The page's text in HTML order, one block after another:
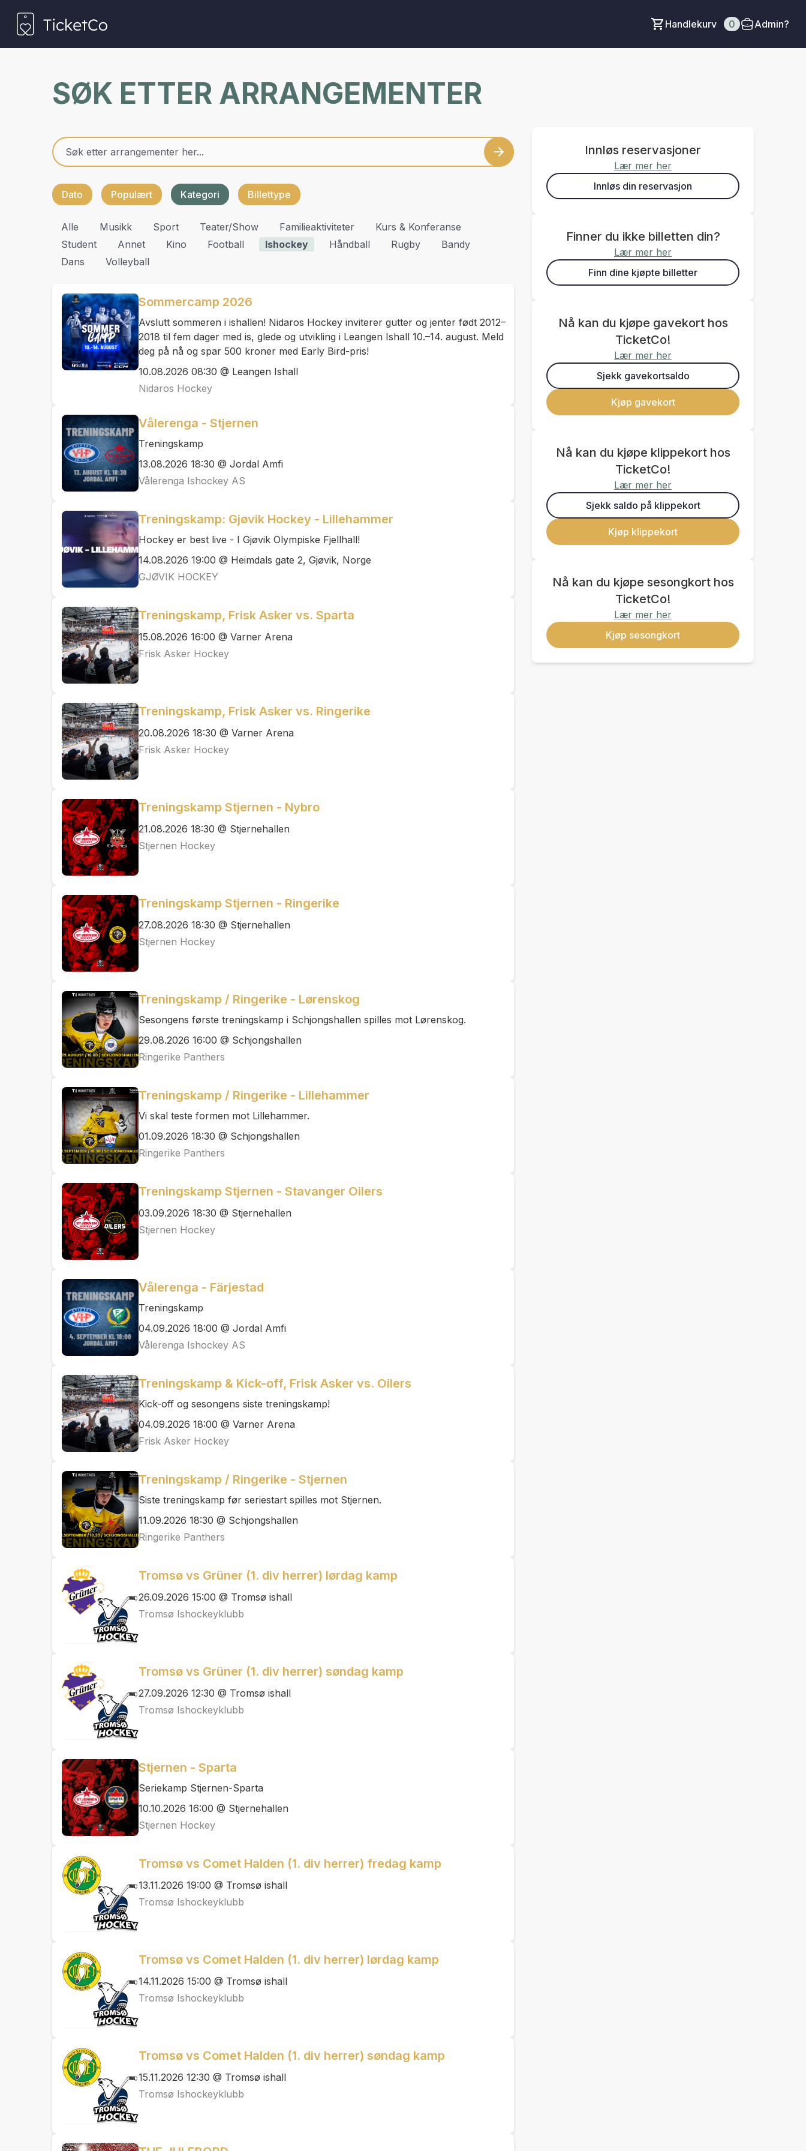
Handlekurv 0 Admin?
SØK ETTER ARRANGEMENTER
Dato Populært Kategori Billettype
Alle Musikk Sport Teater/show Familieaktiviteter
Kurs & Konferanse
Student
Annet Kino Football Ishockey Håndball Rugby
Bandy
Dans
Volleyball
Sommercamp 2026
Avslutt sommeren i ishallen! Nidaros Hockey inviterer gutter og jenter født 2012–
2018 til fem dager med is, glede og utvikling i Leangen Ishall 10.–14. august. Meld
deg på nå og spar 500 kroner med Early Bird-pris!
10.08.2026 08:30 @ Leangen Ishall
Nidaros Hockey
Vålerenga - Stjernen
Treningskamp
13.08.2026 18:30 @ Jordal Amfi
Vålerenga Ishockey AS
Treningskamp: Gjøvik Hockey - Lillehammer
Hockey er best live - I Gjøvik Olympiske Fjellhall!
14.08.2026 19:00 @ Heimdals gate 2, Gjøvik, Norge
GJØVIK HOCKEY
Treningskamp, Frisk Asker vs. Sparta
15.08.2026 16:00 @ Varner Arena
Frisk Asker Hockey
Treningskamp, Frisk Asker vs. Ringerike
20.08.2026 18:30 @ Varner Arena
Frisk Asker Hockey
Treningskamp Stjernen - Nybro
21.08.2026 18:30 @ Stjernehallen
Stjernen Hockey
Treningskamp Stjernen - Ringerike
27.08.2026 18:30 @ Stjernehallen
Stjernen Hockey
Treningskamp / Ringerike - Lørenskog
Sesongens første treningskamp i Schjongshallen spilles mot Lørenskog.
29.08.2026 16:00 @ Schjongshallen
Ringerike Panthers
Treningskamp / Ringerike - Lillehammer
Vi skal teste formen mot Lillehammer.
01.09.2026 18:30 @ Schjongshallen
Ringerike Panthers
Treningskamp Stjernen - Stavanger Oilers
03.09.2026 18:30 @ Stjernehallen
Stjernen Hockey
Vålerenga - Färjestad
Treningskamp
04.09.2026 18:00 @ Jordal Amfi
Vålerenga Ishockey AS
Treningskamp & Kick-off, Frisk Asker vs. Oilers
Kick-off og sesongens siste treningskamp!
04.09.2026 18:00 @ Varner Arena
Frisk Asker Hockey
Treningskamp / Ringerike - Stjernen
Siste treningskamp før seriestart spilles mot Stjernen.
11.09.2026 18:30 @ Schjongshallen
Ringerike Panthers
Tromsø vs Grüner (1. div herrer) lørdag kamp
26.09.2026 15:00 @ Tromsø ishall
Tromsø Ishockeyklubb
Tromsø vs Grüner (1. div herrer) søndag kamp
27.09.2026 12:30 @ Tromsø ishall
Tromsø Ishockeyklubb
Stjernen - Sparta
Seriekamp Stjernen-Sparta
10.10.2026 16:00 @ Stjernehallen
Stjernen Hockey
Tromsø vs Comet Halden (1. div herrer) fredag kamp
13.11.2026 19:00 @ Tromsø ishall
Tromsø Ishockeyklubb
Tromsø vs Comet Halden (1. div herrer) lørdag kamp
14.11.2026 15:00 @ Tromsø ishall
Tromsø Ishockeyklubb
Tromsø vs Comet Halden (1. div herrer) søndag kamp
15.11.2026 12:30 @ Tromsø ishall
Tromsø Ishockeyklubb
Innløs reservasjoner
Lær mer her
Innløs din reservasjon
Finner du ikke billetten din?
Lær mer her
Finn dine kjøpte billetter
Nå kan du kjøpe gavekort hos
TicketCo!
Lær mer her
Sjekk gavekortsaldo
Kjøp gavekort
Nå kan du kjøpe klippekort hos
TicketCo!
Lær mer her
Sjekk saldo på klippekort
Kjøp klippekort
Nå kan du kjøpe sesongkort hos
TicketCo!
Lær mer her
Kjøp sesongkort